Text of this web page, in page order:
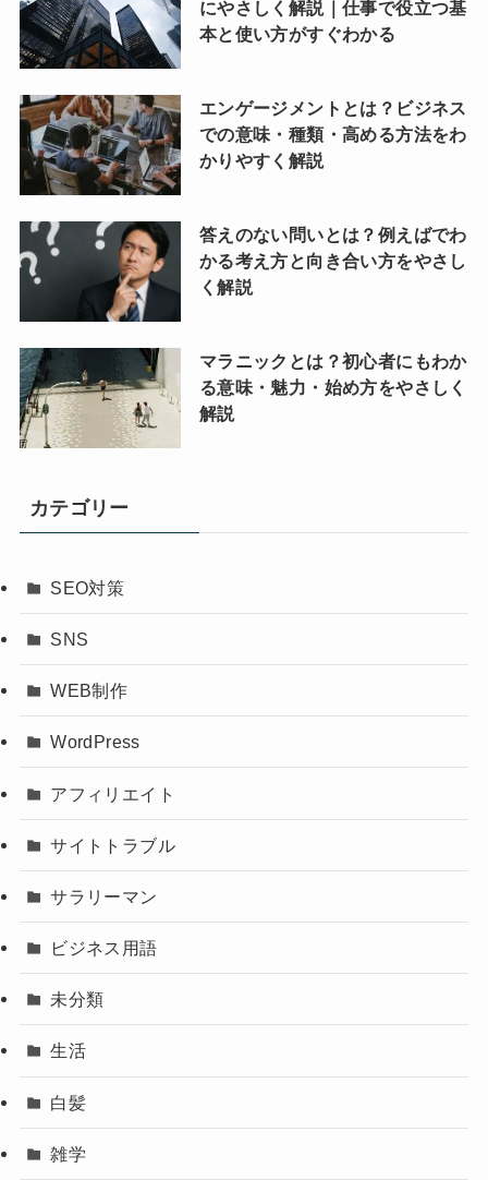
にやさしく解説｜仕事で役立つ基
本と使い方がすぐわかる
エンゲージメントとは？ビジネス
での意味・種類・高める方法をわ
かりやすく解説
答えのない問いとは？例えばでわ
かる考え方と向き合い方をやさし
く解説
マラニックとは？初心者にもわか
る意味・魅力・始め方をやさしく
解説
カテゴリー
SEO対策
SNS
WEB制作
WordPress
アフィリエイト
サイトトラブル
サラリーマン
ビジネス用語
未分類
生活
白髪
雑学